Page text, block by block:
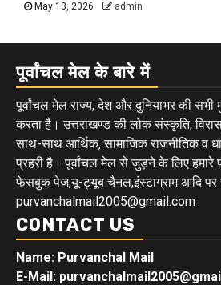
May 13, 2026 admin
पूर्वांचल मेल के बारे में
पूर्वांचल मेल राज्य, देश और दुनियाभर की सभी
करता है। उत्तराखण्ड की लोक संस्कृति,
साथ-साथ आर्थिक, सामाजिक राजनीतिक व
प्रहरी है। पूर्वांचल मेल से जुड़ने के लिए हमारे
फेसबुक पेज,यू-ट्यूब चैनल,इंस्टाग्राम आदि पर
purvanchalmail2005@gmail.com
CONTACT US
Name: Purvanchal Mail
E-Mail: